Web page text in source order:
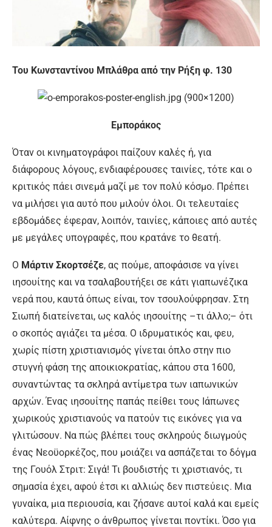
Του Κωνσταντίνου Μπλάθρα από την Ρήξη φ. 130
Εμποράκος
Όταν οι κινηματογράφοι παίζουν καλές ή, για
διάφορους λόγους, ενδιαφέρουσες ταινίες, τότε και ο
κριτικός πάει σινεμά μαζί με τον πολύ κόσμο. Πρέπει
να μιλήσει για αυτό που μιλούν όλοι. Οι τελευταίες
εβδομάδες έφεραν, λοιπόν, ταινίες, κάποιες από αυτές
με μεγάλες υπογραφές, που κρατάνε το θεατή.
Ο Μάρτιν Σκορτσέζε, ας πούμε, αποφάσισε να γίνει
ιησουίτης και να τσαλαβουτήξει σε κάτι γιαπωνέζικα
νερά που, καυτά όπως είναι, τον τσουλούφρησαν. Στη
Σιωπή διατείνεται, ως καλός ιησουίτης –τι άλλο;– ότι
ο σκοπός αγιάζει τα μέσα. Ο ιδρυματικός και, φευ,
χωρίς πίστη χριστιανισμός γίνεται όπλο στην πιο
στυγνή φάση της αποικιοκρατίας, κάπου στα 1600,
συναντώντας τα σκληρά αντίμετρα των ιαπωνικών
αρχών. Ένας ιησουίτης παπάς πείθει τους Ιάπωνες
χωρικούς χριστιανούς να πατούν τις εικόνες για να
γλιτώσουν. Να πώς βλέπει τους σκληρούς διωγμούς
ένας Νεοϋορκέζος, που μοιάζει να ασπάζεται το δόγμα
της Γουόλ Στριτ: Σιγά! Τι βουδιστής τι χριστιανός, τι
σημασία έχει, αφού έτσι κι αλλιώς δεν πιστεύεις. Μια
γυναίκα, μια περιουσία, και ζήσανε αυτοί καλά και εμείς
καλύτερα. Αίφνης ο άνθρωπος γίνεται ποντίκι. Όσο για